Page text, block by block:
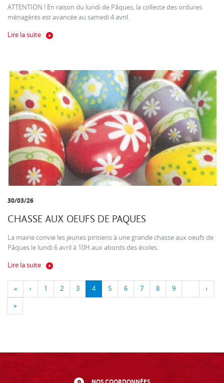
ATTENTION ! En raison du lundi de Pâques, la collecte des ordures
ménagères est avancée au samedi 4 avril.
Lire la suite
30/03/26
CHASSE AUX OEUFS DE PAQUES
La mairie convie les jeunes pirisiens à une grande chasse aux oeufs de
Pâques le lundi 6 avril à 10H aux abords des écoles.
Lire la suite
« ‹ 1 2 3 4 5 6 7 8 9 … ›
»